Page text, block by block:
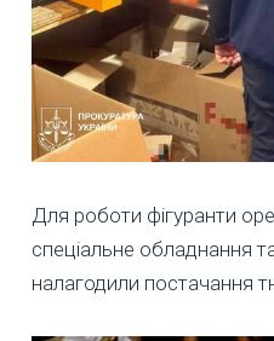
Для роботи фігуранти
спеціальне обладнання
налагодили постачання